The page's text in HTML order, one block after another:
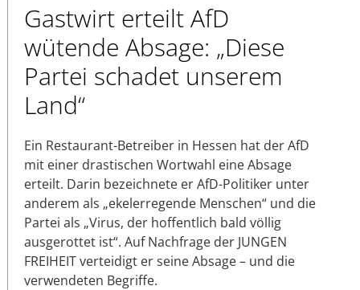
Gastwirt erteilt AfD
wütende Absage: „Diese
Partei schadet unserem
Land“
Ein Restaurant-Betreiber in Hessen hat der AfD
mit einer drastischen Wortwahl eine Absage
erteilt. Darin bezeichnete er AfD-Politiker unter
anderem als „ekelerregende Menschen“ und die
Partei als „Virus, der hoffentlich bald völlig
ausgerottet ist“. Auf Nachfrage der JUNGEN
FREIHEIT verteidigt er seine Absage – und die
verwendeten Begriffe.